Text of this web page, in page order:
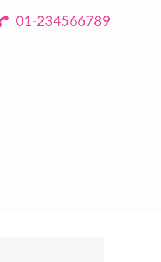
01-234566789